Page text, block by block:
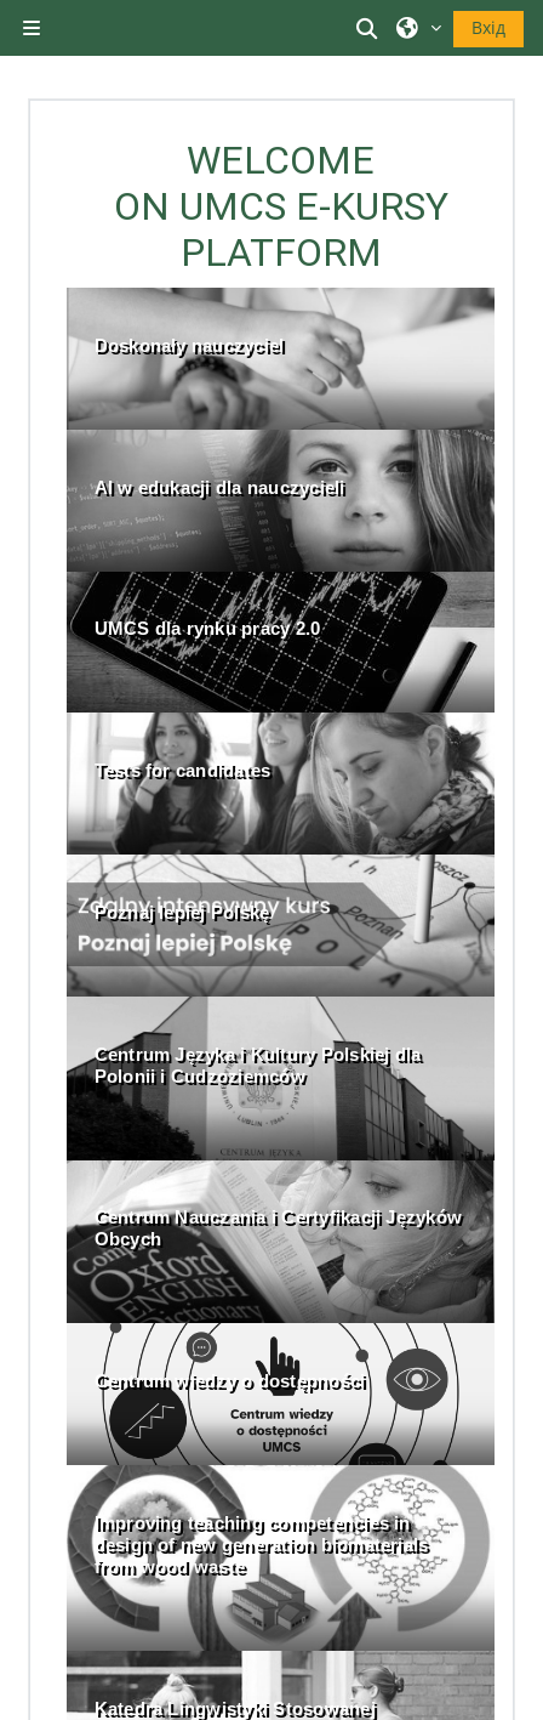
Переключити
Вхід
WELCOME
ON UMCS E-KURSY
PLATFORM
Doskonały nauczyciel
AI w edukacji dla nauczycieli
UMCS dla rynku pracy 2.0
Tests for candidates
Poznaj lepiej Polskę
Centrum Języka i Kultury Polskiej dla
Polonii i Cudzoziemców
Centrum Nauczania i Certyfikacji Języków
Obcych
Centrum wiedzy o dostępności
Improving teaching competencies in
design of new generation biomaterials
from wood waste
Katedra Lingwistyki Stosowanej